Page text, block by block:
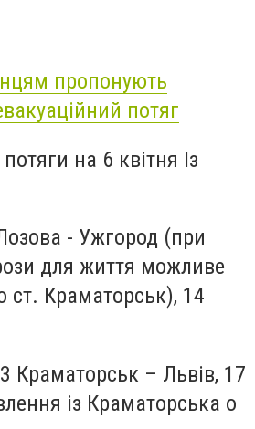
пропонують
потяг
на 6 квітня Із
- Ужгород (при
для життя можливе
ст. Краматорськ), 14
Краматорськ – Львів, 17
із Краматорська о